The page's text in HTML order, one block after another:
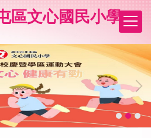
區文心國民小學